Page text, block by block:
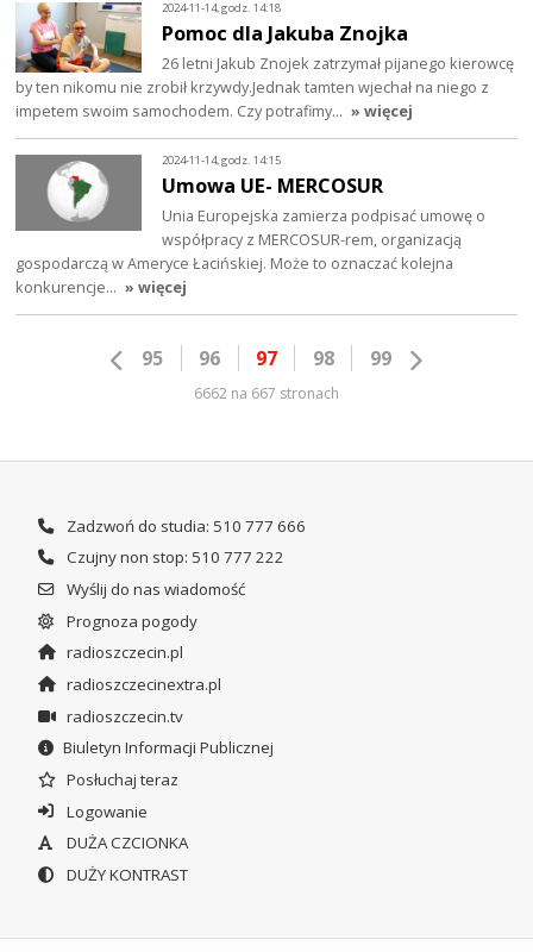
2024-11-14, godz. 14:18
Pomoc dla Jakuba Znojka
26 letni Jakub Znojek zatrzymał pijanego kierowcę
by ten nikomu nie zrobił krzywdy.Jednak tamten wjechał na niego z
impetem swoim samochodem. Czy potrafimy… » więcej
2024-11-14, godz. 14:15
Umowa UE- MERCOSUR
Unia Europejska zamierza podpisać umowę o
współpracy z MERCOSUR-rem, organizacją
gospodarczą w Ameryce Łacińskiej. Może to oznaczać kolejna
konkurencje… » więcej
95 96 97 98 99
6662 na 667 stronach
Zadzwoń do studia: 510 777 666
Czujny non stop: 510 777 222
Wyślij do nas wiadomość
Prognoza pogody
radioszczecin.pl
radioszczecinextra.pl
radioszczecin.tv
Biuletyn Informacji Publicznej
Posłuchaj teraz
Logowanie
DUŻA CZCIONKA
DUŻY KONTRAST